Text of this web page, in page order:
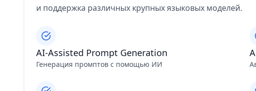
и поддержка различных крупных языковых моделей.
AI-Assisted Prompt Generation
Генерация промптов с помощью ИИ